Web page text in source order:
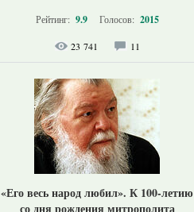
Рейтинг: 9.9 Голосов: 2015
23 741 11
«Его весь народ любил». К 100-летию
со дня рождения митрополита